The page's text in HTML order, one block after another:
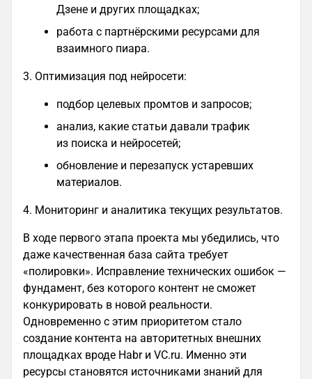
Дзене и других площадках;
работа с партнёрскими ресурсами для
взаимного пиара.
3. Оптимизация под нейросети:
подбор целевых промтов и запросов;
анализ, какие статьи давали трафик
из поиска и нейросетей;
обновление и перезапуск устаревших
материалов.
4. Мониторинг и аналитика текущих результатов.
В ходе первого этапа проекта мы убедились, что
даже качественная база сайта требует
«полировки». Исправление технических ошибок —
фундамент, без которого контент не сможет
конкурировать в новой реальности.
Одновременно с этим приоритетом стало
создание контента на авторитетных внешних
площадках вроде Habr и VC.ru. Именно эти
ресурсы становятся источниками знаний для